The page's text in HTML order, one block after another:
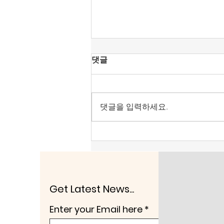
[공언련 성명] KBS 진미위에
선됐다. 언론노조가 민주당이 추천
한 오태규 이사를 그렇게 공격하더
지난 2018년 진실과미래위원회
다. 그해 5월 30일 KBS이
댓글
댓글을 입력하세요.
Get Latest News...
Enter your Email here